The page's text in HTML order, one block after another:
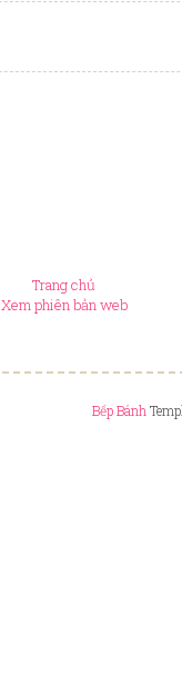
Trang chủ
Xem phiên bản web
Bếp Bánh